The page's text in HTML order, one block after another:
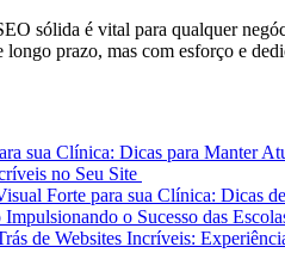
sólida é vital para qualquer
prazo, mas com esforço e
sua Clínica: Dicas para Manter
no Seu Site
Forte para sua Clínica: Dicas
o Sucesso das
de Websites Incríveis: